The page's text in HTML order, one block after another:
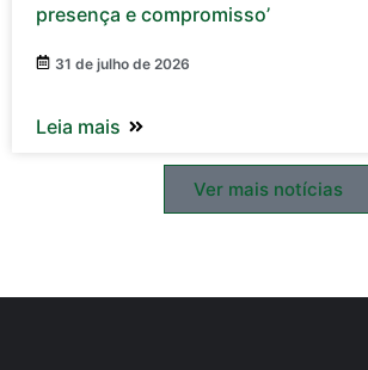
presença e compromisso’
31 de julho de 2026
Leia mais
Ver mais notícias